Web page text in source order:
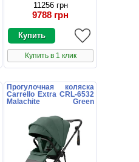
11256 грн
9788 грн
Купить в 1 клик
Прогулочная коляска
Carrello Extra CRL-6532
Malachite Green